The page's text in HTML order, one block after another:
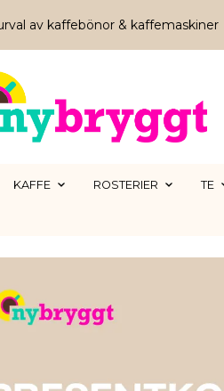
av kaffebönor & kaffemaskiner
KAFFE ROSTERIER TE